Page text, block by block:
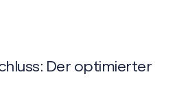
Der optimierter